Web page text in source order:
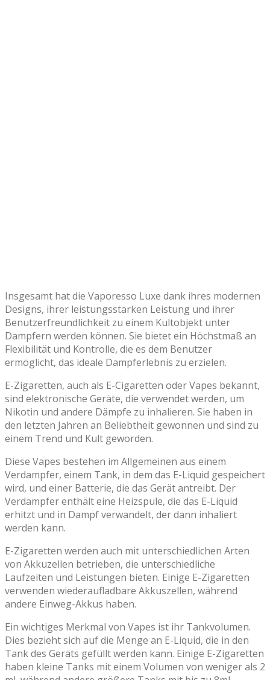
Insgesamt hat die Vaporesso Luxe dank ihres modernen
Designs, ihrer leistungsstarken Leistung und ihrer
Benutzerfreundlichkeit zu einem Kultobjekt unter
Dampfern werden können. Sie bietet ein Höchstmaß an
Flexibilität und Kontrolle, die es dem Benutzer
ermöglicht, das ideale Dampferlebnis zu erzielen.
E-Zigaretten, auch als E-Cigaretten oder Vapes bekannt,
sind elektronische Geräte, die verwendet werden, um
Nikotin und andere Dämpfe zu inhalieren. Sie haben in
den letzten Jahren an Beliebtheit gewonnen und sind zu
einem Trend und Kult geworden.
Diese Vapes bestehen im Allgemeinen aus einem
Verdampfer, einem Tank, in dem das E-Liquid gespeichert
wird, und einer Batterie, die das Gerät antreibt. Der
Verdampfer enthält eine Heizspule, die das E-Liquid
erhitzt und in Dampf verwandelt, der dann inhaliert
werden kann.
E-Zigaretten werden auch mit unterschiedlichen Arten
von Akkuzellen betrieben, die unterschiedliche
Laufzeiten und Leistungen bieten. Einige E-Zigaretten
verwenden wiederaufladbare Akkuszellen, während
andere Einweg-Akkus haben.
Ein wichtiges Merkmal von Vapes ist ihr Tankvolumen.
Dies bezieht sich auf die Menge an E-Liquid, die in den
Tank des Geräts gefüllt werden kann. Einige E-Zigaretten
haben kleine Tanks mit einem Volumen von weniger als 2